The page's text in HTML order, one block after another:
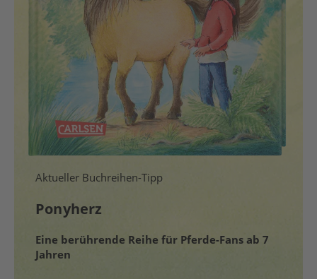
Aktueller Buchreihen-Tipp
Ponyherz
Eine berührende Reihe für Pferde-Fans ab 7
Jahren